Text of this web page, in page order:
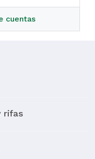
cuentas
rifas